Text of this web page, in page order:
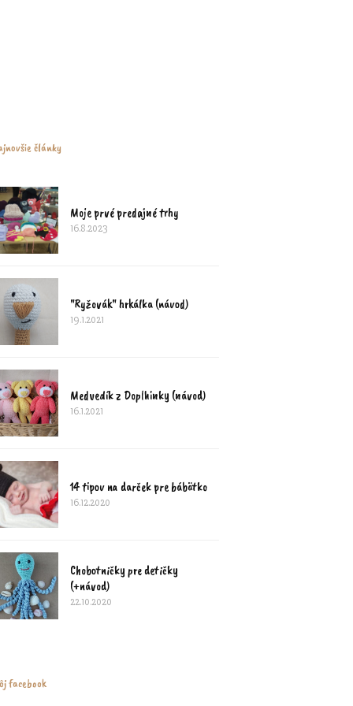
články
Moje prvé predajné trhy
16.8.2023
"Ryžovák" hrkálka (návod)
19.1.2021
Medvedík z Doplhinky (návod)
16.1.2021
14 tipov na darček pre bábätko
16.12.2020
Chobotničky pre detičky
(+návod)
22.10.2020
facebook